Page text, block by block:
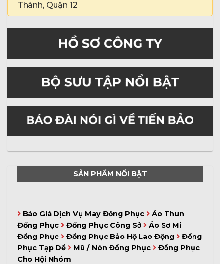
Thành, Quận 12
SẢN PHẨM NỔI BẬT
Báo Giá Dịch Vụ May Đồng Phục
Áo Thun
Đồng Phục
Đồng Phục Công Sở
Áo Sơ Mi
Đồng Phục
Đồng Phục Bảo Hộ Lao Động
Đồng
Phục Tạp Dề
Mũ / Nón Đồng Phục
Đồng Phục
Cho Hội Nhóm